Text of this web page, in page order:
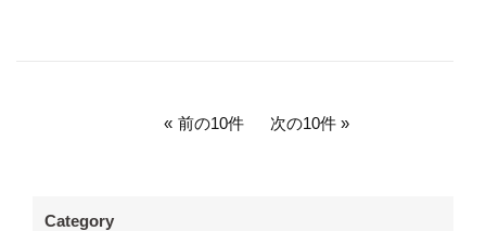
前の10件 次の10件
Category